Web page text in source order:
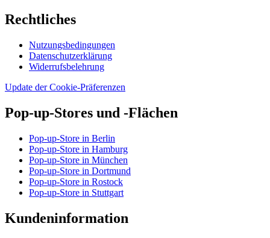
Rechtliches
Nutzungsbedingungen
Datenschutzerklärung
Widerrufsbelehrung
Update der Cookie-Präferenzen
Pop-up-Stores und -Flächen
Pop-up-Store in Berlin
Pop-up-Store in Hamburg
Pop-up-Store in München
Pop-up-Store in Dortmund
Pop-up-Store in Rostock
Pop-up-Store in Stuttgart
Kundeninformation